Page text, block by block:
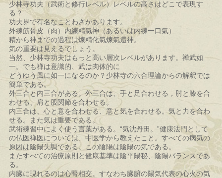
少林寺功夫（武術と修行レベル）レベルの高さはどこで表現す
る？
功夫界で有名なことわざがあります。
外練筋骨皮（肉）内練精氣神（あるいは内練一口氣）
精から神までの過程は煉精化氣煉氣還神。
気の重要は見えるでしょう。
当然、少林寺功夫はもっと高い層次レベルがあります。禅武如
一。でも禅は意識的、武は肉体的に
どうゆう風に如一になるのか？少林寺の六合理論からの解釈では
簡単である。
外三合と内三合がある。外三合は、手と足合わせる，肘と膝を合
わせる、肩と股関節を合わせる。
内三合は、心と意を合わせる、意と気を合わせる。気と力を合わ
せる。また気は重要である。
武術練習中によく使う言葉がある。“気沈丹田。”健康法門として
の仏医禅医については、中医学から教えたこと。すべての病気の
原因は陰陽失調である。この陰陽は陰陽の気である。
またすべての治療原則と健康基準は陰平陽秘、陰陽バランスであ
る。
内臓に現れるのは心腎相交。すなわち臓腑の陽気代表の心火の気